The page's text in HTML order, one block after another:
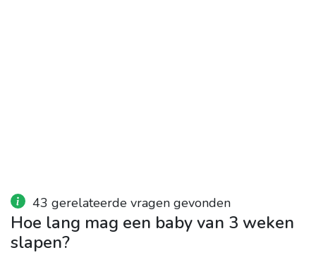
43 gerelateerde vragen gevonden
Hoe lang mag een baby van 3 weken
slapen?